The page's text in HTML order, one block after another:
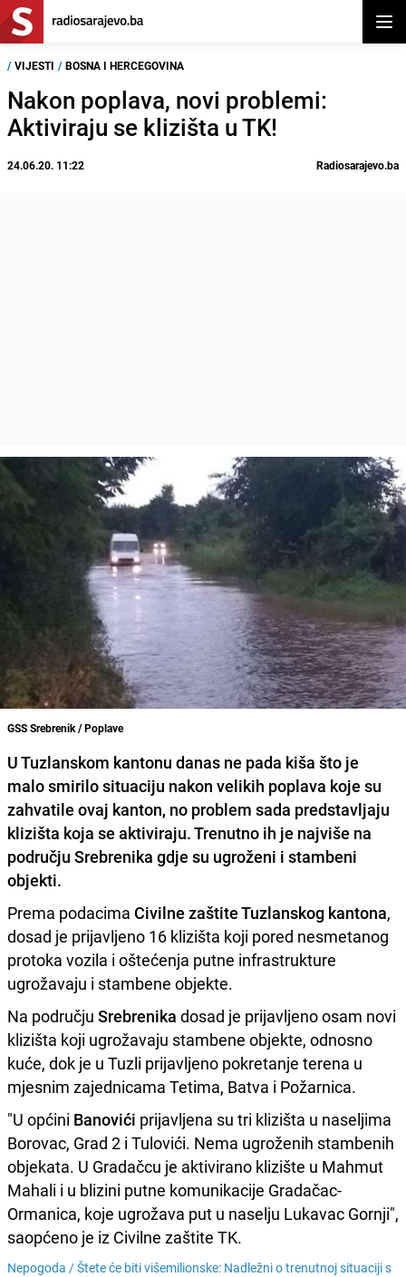
/ VIJESTI / BOSNA I HERCEGOVINA
Nakon poplava, novi problemi:
Aktiviraju se klizišta u TK!
24.06.20. 11:22 Radiosarajevo.ba
GSS Srebrenik / Poplave
U Tuzlanskom kantonu danas ne pada kiša što je
malo smirilo situaciju nakon velikih poplava koje su
zahvatile ovaj kanton, no problem sada predstavljaju
klizišta koja se aktiviraju. Trenutno ih je najviše na
području Srebrenika gdje su ugroženi i stambeni
objekti.
Prema podacima Civilne zaštite Tuzlanskog kantona,
dosad je prijavljeno 16 klizišta koji pored nesmetanog
protoka vozila i oštećenja putne infrastrukture
ugrožavaju i stambene objekte.
Na području Srebrenika dosad je prijavljeno osam novi
klizišta koji ugrožavaju stambene objekte, odnosno
kuće, dok je u Tuzli prijavljeno pokretanje terena u
mjesnim zajednicama Tetima, Batva i Požarnica.
"U općini Banovići prijavljena su tri klizišta u naseljima
Borovac, Grad 2 i Tulovići. Nema ugroženih stambenih
objekata. U Gradačcu je aktivirano klizište u Mahmut
Mahali i u blizini putne komunikacije Gradačac-
Ormanica, koje ugrožava put u naselju Lukavac Gornji",
saopćeno je iz Civilne zaštite TK.
Nepogoda /Štete će biti višemilionske: Nadležni o trenutnoj situaciji s